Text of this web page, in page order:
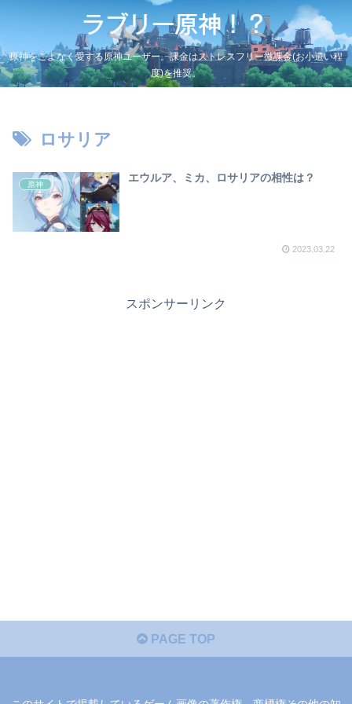
原神をこよなく愛する原神ユーザー。課金はストレスフリー微課金(お小遣い程
度)を推奨。
ロサリア
原神
エウルア、ミカ、ロサリアの相性は？
2023.03.22
スポンサーリンク
PAGE TOP